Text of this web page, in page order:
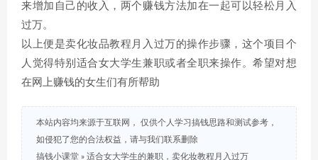
来增加自己的收入，两个赚钱方法加在一起可以轻松月入
过万。
以上便是卖化妆品教程月入过万的操作步骤，这个项目个
人觉得特别适合女大学生兼职或者全职来操作。希望对想
在网上赚钱的女生们有所帮助
本站内容均来源于互联网， 仅供个人学习搞钱思路和测试参考，
如侵犯了您的合法权益，请与我们联系删除
搞钱小课堂 » 适合女大学生的兼职，卖化妆教程月入过万